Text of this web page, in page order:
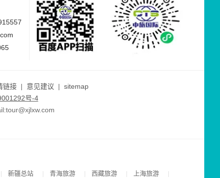
链接 | 意见建议 | sitemap
号-4
新疆总站 青海旅游 西藏旅游 上海旅游